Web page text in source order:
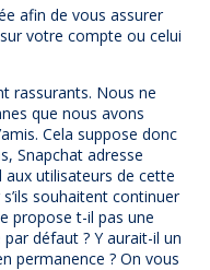
afin de vous assurer
votre compte ou celui
rassurants. Nous ne
que nous avons
Cela suppose donc
Snapchat adresse
utilisateurs de cette
souhaitent continuer
propose t-il pas une
défaut ? Y aurait-il un
permanence ? On vous